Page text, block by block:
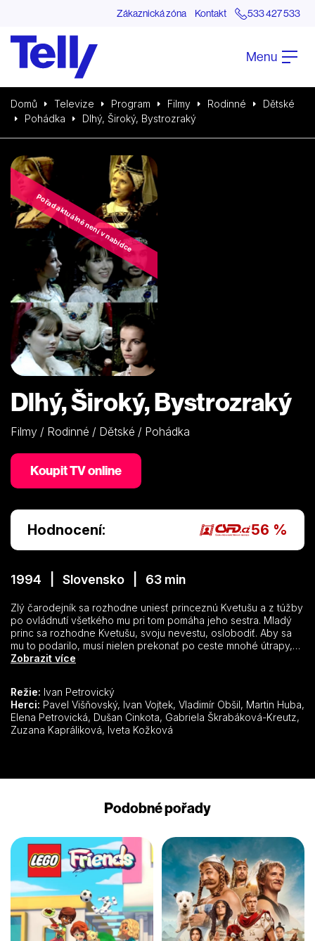
Zákaznická zóna Kontakt 533 427 533
Menu
Domů Televize Program Filmy Rodinné
Dětské
Pohádka
Dlhý, Široký, Bystrozraký
Pořad aktuálně není v nabídce
Dlhý, Široký, Bystrozraký
Filmy / Rodinné / Dětské / Pohádka
Koupit TV online
Hodnocení: 56 %
1994 | Slovensko | 63 min
Zlý čarodejník sa rozhodne uniesť princeznú Kvetušu a z túžby
po ovládnutí všetkého mu pri tom pomáha jeho sestra. Mladý
princ sa rozhodne Kvetušu, svoju nevestu, oslobodiť. Aby sa
mu to podarilo, musí nielen prekonať po ceste mnohé útrapy,
ale na zámku čarodejníkov splniť úlohy takmer nesplniteľné.
ktorý keď sa roztiahne, pojme viac ako všetky sudy sveta a
Bystrozrakého, ktorý i so zaviazanými očami vidí viac a lepšie
ako ostatní za bieleho dňa. Princeznú oslobodia, zlo potrestajú
a vyberú sa do sveta pomáhať ďalej. Ktovie, možno títo – alebo
Zobrazit více
Režie: Ivan Petrovický
Herci:
Elena Petrovická, Dušan Cinkota, Gabriela Škrabáková-Kreutz,
Zuzana Kapráliková, Iveta Kožková
Podobné pořady